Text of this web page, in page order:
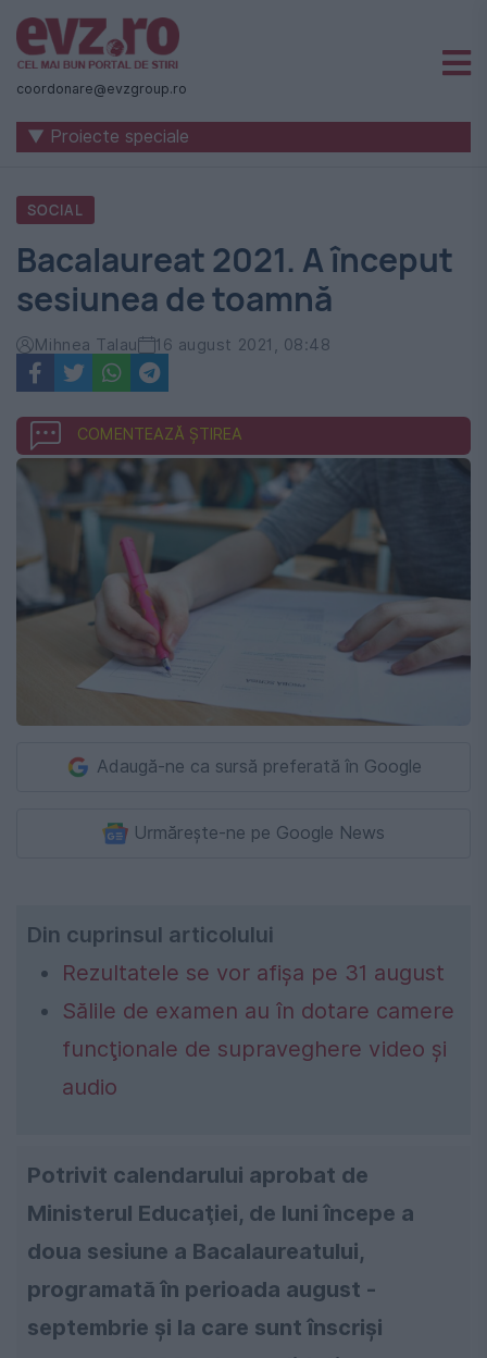
Știri
naționale
internaționale
România
-
Evenimentul
Zilei
coordonare@evzgroup.ro
▼ Proiecte speciale
SOCIAL
Bacalaureat 2021. A început
sesiunea de toamnă
Mihnea Talau 16 august 2021, 08:48
COMENTEAZĂ ȘTIREA
Adaugă-ne ca sursă preferată în Google
Urmărește-ne pe Google News
Din cuprinsul articolului
Rezultatele se vor afișa pe 31 august
Sălile de examen au în dotare camere
funcţionale de supraveghere video şi
audio
Potrivit calendarului aprobat de
Ministerul Educaţiei, de luni începe a
doua sesiune a Bacalaureatului,
programată în perioada august -
septembrie și la care sunt înscriși